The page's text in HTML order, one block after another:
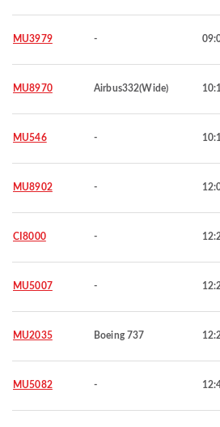
MU3979 -
MU8970 Airbus332(Wide)
MU546 -
MU8902 -
CI8000 -
MU5007 -
MU2035 Boeing 737
MU5082 -